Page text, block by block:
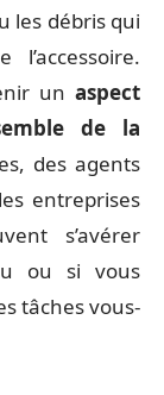
les débris qui
un aspect
de la
des agents
entreprises
s’avérer
ou si vous
tâches vous-